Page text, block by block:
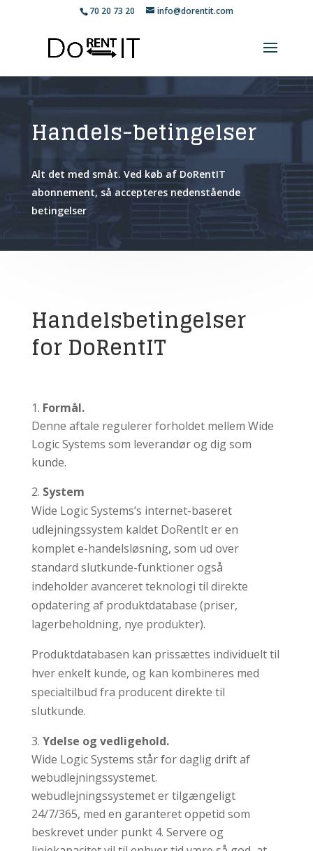
70 20 73 20 info@dorentit.com
Handels-betingelser
Alt det med småt. Ved køb af DoRentIT
abonnement, så accepteres nedenstående
betingelser
Handelsbetingelser
for DoRentIT
Formål.
Denne aftale regulerer forholdet mellem Wide
Logic Systems som leverandør og dig som
kunde.
2. System
Wide Logic Systems’s internet-baseret
udlejningssystem kaldet DoRentIt er en
komplet e-handelsløsning, som ud over
standard slutkunde-funktioner også
indeholder avanceret teknologi til direkte
opdatering af produktdatabase (priser,
lagerbeholdning, nye produkter).
Produktdatabasen kan prissættes individuelt til
hver enkelt kunde, og kan kombineres med
specialtilbud fra producent direkte til
slutkunde.
Ydelse og vedligehold.
Wide Logic Systems står for daglig drift af
webudlejningssystemet.
webudlejningssystemet er tilgængeligt
24/7/365, med en garanteret oppetid som
beskrevet under punkt 4. Servere og